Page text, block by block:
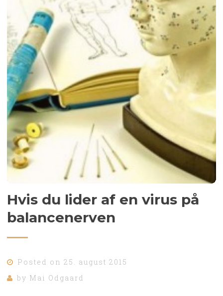
Hvis du lider af en virus på
balancenerven
Posted on 25. august 2015
by Mai Odgaard